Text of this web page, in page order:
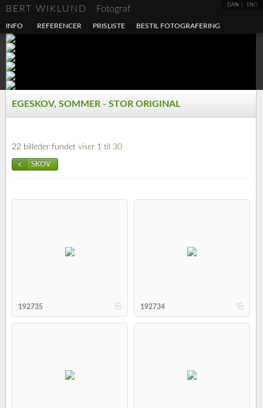
DAN ENG
BERT WIKLUND Fotograf
INFO REFERENCER PRISLISTE BESTIL FOTOGRAFERING
EGESKOV, SOMMER - STOR ORIGINAL
22 billeder fundet viser 1 til 30
SKOV
b
192735 b
192734